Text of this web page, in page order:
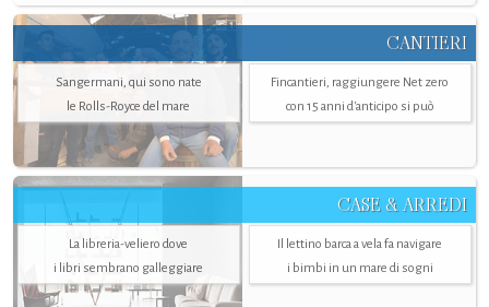
CANTIERI
Sangermani, qui sono nate
le Rolls-Royce del mare
Fincantieri, raggiungere Net zero
con 15 anni d'anticipo si può
CASE & ARREDI
La libreria-veliero dove
i libri sembrano galleggiare
Il lettino barca a vela fa navigare
i bimbi in un mare di sogni